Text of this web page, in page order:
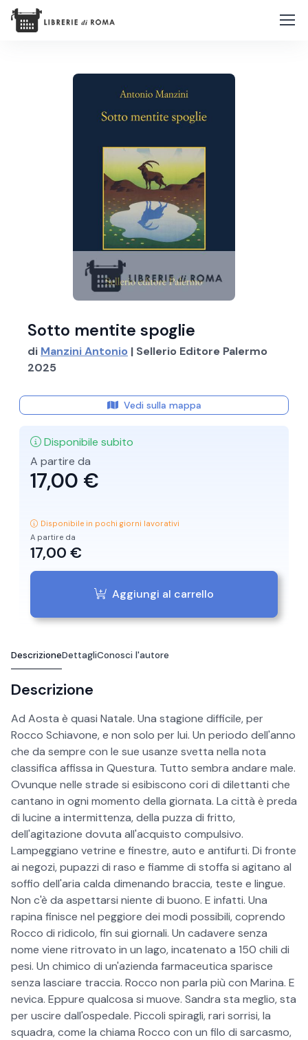
Sotto mentite spoglie
di Manzini Antonio | Sellerio Editore Palermo
2025
Vedi sulla mappa
Disponibile subito
A partire da
17,00 €
Disponibile in pochi giorni lavorativi
A partire da
17,00 €
Aggiungi al carrello
DescrizioneDettagliConosci l'autore
Descrizione
Ad Aosta è quasi Natale. Una stagione difficile, per
Rocco Schiavone, e non solo per lui. Un periodo dell'anno
che da sempre con le sue usanze svetta nella nota
classifica affissa in Questura. Tutto sembra andare male.
Ovunque nelle strade si esibiscono cori di dilettanti che
cantano in ogni momento della giornata. La città è preda
di lucine a intermittenza, della puzza di fritto,
dell'agitazione dovuta all'acquisto compulsivo.
Lampeggiano vetrine e finestre, auto e antifurti. Di fronte
ai negozi, pupazzi di raso e fiamme di stoffa si agitano al
soffio dell'aria calda dimenando braccia, teste e lingue.
Non c'è da aspettarsi niente di buono. E infatti. Una
rapina finisce nel peggiore dei modi possibili, coprendo
Rocco di ridicolo, fin sui giornali. Un cadavere senza
nome viene ritrovato in un lago, incatenato a 150 chili di
pesi. Un chimico di un'azienda farmaceutica sparisce
senza lasciare traccia. Rocco non parla più con Marina. E
nevica. Eppure qualcosa si muove. Sandra sta meglio, sta
per uscire dall'ospedale. Piccoli spiragli, rari sorrisi, la
squadra, come la chiama Rocco con un filo di sarcasmo,